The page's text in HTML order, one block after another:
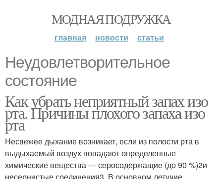
МОДНАЯ ПОДРУЖКА
главная новости статьи
Неудовлетворительное
состояние
Как убрать неприятный запах изо
рта. Причины плохого запаха изо
рта
Несвежее дыхание возникает, если из полости рта в
выдыхаемый воздух попадают определенные
химические вещества — серосодержащие (до 90 %)2и